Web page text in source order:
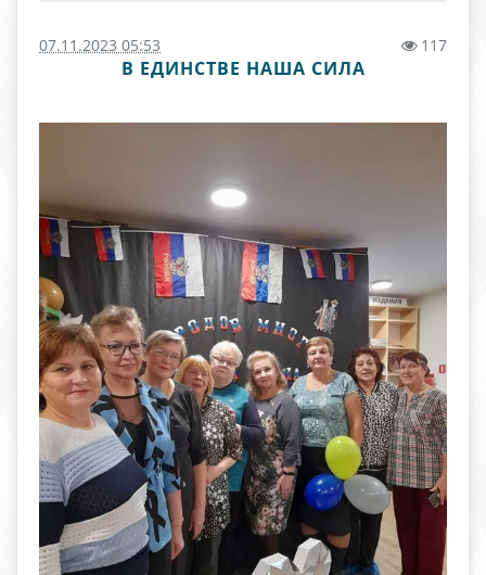
07.11.2023 05:53 117
В ЕДИНСТВЕ НАША СИЛА